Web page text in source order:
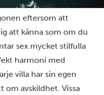
eftersom att
att känna som om du
sex mycket stilfulla
harmoni med
villa har sin egen
om avskildhet. Vissa